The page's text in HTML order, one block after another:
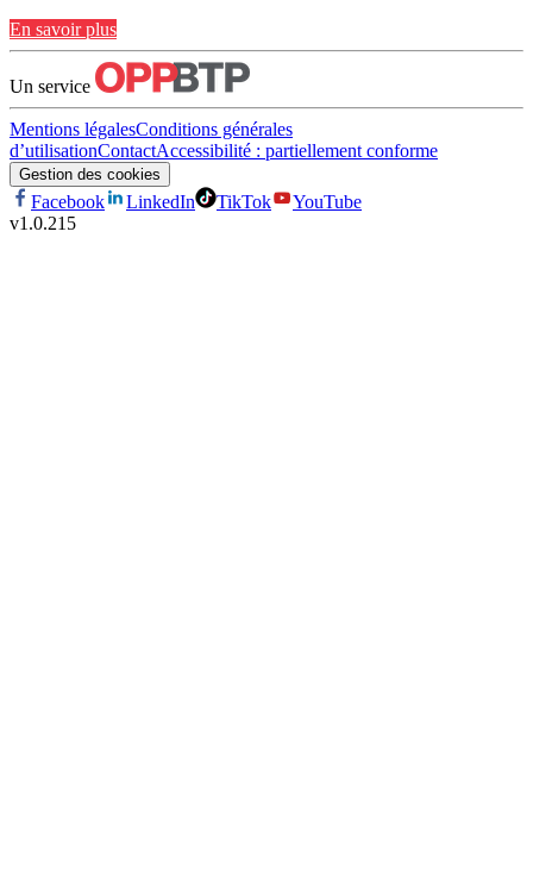
En savoir plus
Un service
Mentions légalesConditions générales
d’utilisationContactAccessibilité : partiellement conforme
Gestion des cookies
Facebook LinkedIn TikTok
YouTube
v1.0.215